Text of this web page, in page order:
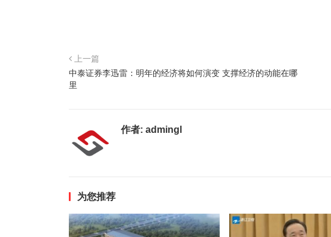
上一篇
中泰证券李迅雷：明年的经济将如何演变 支撑经济的动能在哪
里
作者: admingl
为您推荐